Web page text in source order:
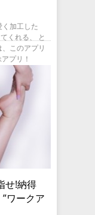
加工した
くれる、 と
このアプリ
プリ！
せ!納得
ワークア